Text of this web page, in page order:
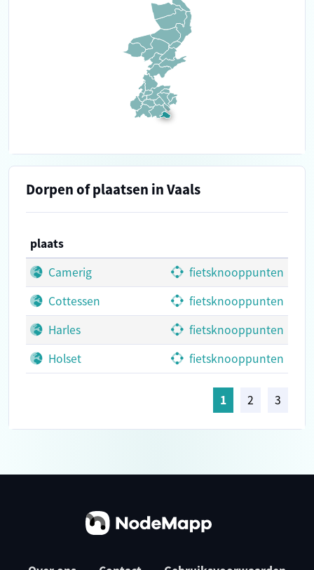
Dorpen of plaatsen in Vaals
plaats
Camerig
fietsknooppunten
Cottessen
fietsknooppunten
Harles
fietsknooppunten
Holset
fietsknooppunten
1 2 3